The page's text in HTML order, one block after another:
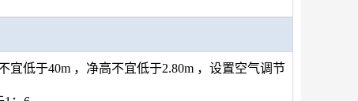
低于40m ，净高不宜低于2.80m ，设置空气调节